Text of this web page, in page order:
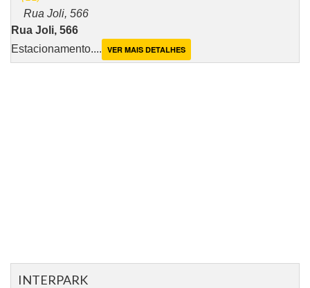
Rua Joli, 566
Rua Joli, 566
Estacionamento.... VER MAIS DETALHES
INTERPARK